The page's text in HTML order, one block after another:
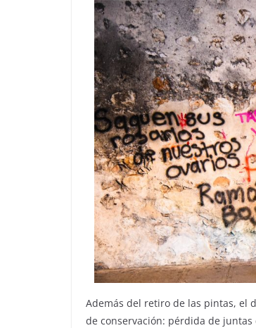
Además del retiro de las pintas, el
de conservación: pérdida de